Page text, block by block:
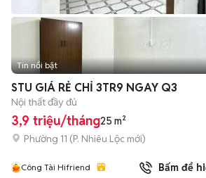
Tin nổi bật
STU GIÁ RẺ CHỈ 3TR9 NGAY Q3
Nội thất đầy đủ
3,9 triệu/tháng25 m²
Phường 11 (P. Nhiêu Lộc mới)
Công Tài Hifriend Bấm để